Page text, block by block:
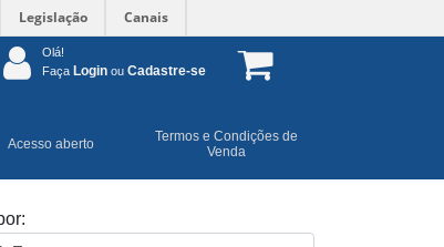
Legislação Canais
Olá!
Faça Login ou Cadastre-se
Acesso aberto
Termos e Condições de
Venda